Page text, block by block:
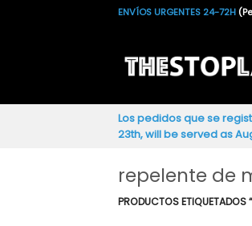
ENVÍOS URGENTES 24-72H
Los pedidos que se
23th, will be served as
repelente de
PRODUCTOS ETIQUETADOS